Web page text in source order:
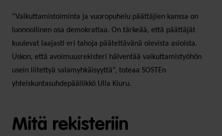
”Vaikuttamistoiminta ja vuoropuhelu päättäjien kanssa on
luonnollinen osa demokratiaa. On tärkeää, että päättäjät
kuulevat laajasti eri tahoja päätettävänä olevista asioista.
Uskon, että avoimuusrekisteri hälventää vaikuttamistyöhön
usein liitettyä salamyhkäisyyttä”, toteaa SOSTEn
yhteiskuntasuhdepäällikkö Ulla Kiuru.
Mitä rekisteriin